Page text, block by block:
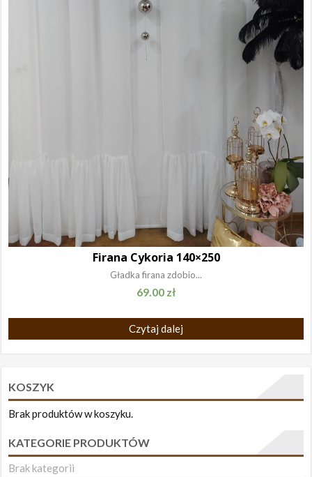
Firana Cykoria 140×250
Gładka firana zdobio...
69.00 zł
Czytaj dalej
KOSZYK
Brak produktów w koszyku.
KATEGORIE PRODUKTÓW
Brak kategorii